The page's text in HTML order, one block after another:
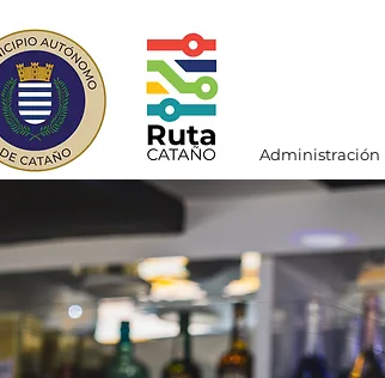
Administración